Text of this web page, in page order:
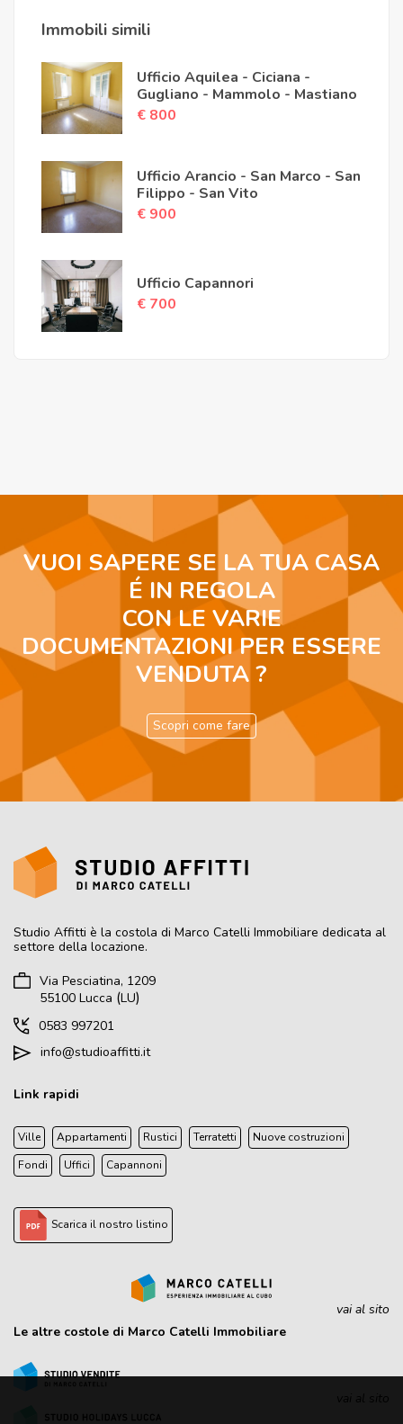
Immobili simili
Ufficio Aquilea - Ciciana -
Gugliano - Mammolo - Mastiano
€ 800
Ufficio Arancio - San Marco - San
Filippo - San Vito
€ 900
Ufficio Capannori
€ 700
VUOI SAPERE SE LA TUA CASA
É IN REGOLA
CON LE VARIE
DOCUMENTAZIONI PER ESSERE
VENDUTA ?
Scopri come fare
Studio Affitti è la costola di Marco Catelli Immobiliare dedicata al
settore della locazione.
Via Pesciatina, 1209
55100 Lucca (LU)
0583 997201
info@studioaffitti.it
Link rapidi
Ville Appartamenti Rustici Terratetti
Nuove costruzioni
Fondi
Uffici Capannoni
Scarica il nostro listino
vai al sito
Le altre costole di Marco Catelli Immobiliare